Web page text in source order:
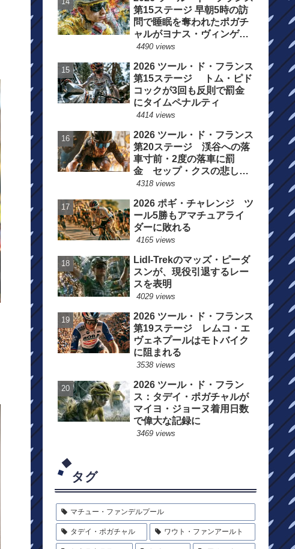
第15ステージ 早朝5時の訪
問で睡眠を奪われたポガチ
ャルがヨナス・ヴィンゲゴ
ーの離脱を惜しむ
4490 views
2026 ツール・ド・フランス
第15ステージ トム・ピド
コックが3回も反則で罰金
にタイムペナルティ
4414 views
2026 ツール・ド・フランス
第20ステージ 渓谷への落
車寸前・2度の落車に罰
金 セップ・クスの悲しい
一日
4318 views
2026 ポギ・チャレンジ ツ
ール5勝もアマチュアライ
ダーに敗れる
4165 views
Lidl-Trekのマッズ・ピーダ
スンが、現役引退するレー
スを表明
4029 views
2026 ツール・ド・フランス
第19ステージ レムコ・エ
ヴェネプールはモトバイク
に阻まれる
3538 views
2026 ツール・ド・フラン
ス：タデイ・ポガチャルが
マイヨ・ジョーヌ着用日数
で偉大な記録に
3469 views
タグ
マチュー・ファンデルプール
タデイ・ポガチャル ワウト・ファンアールト